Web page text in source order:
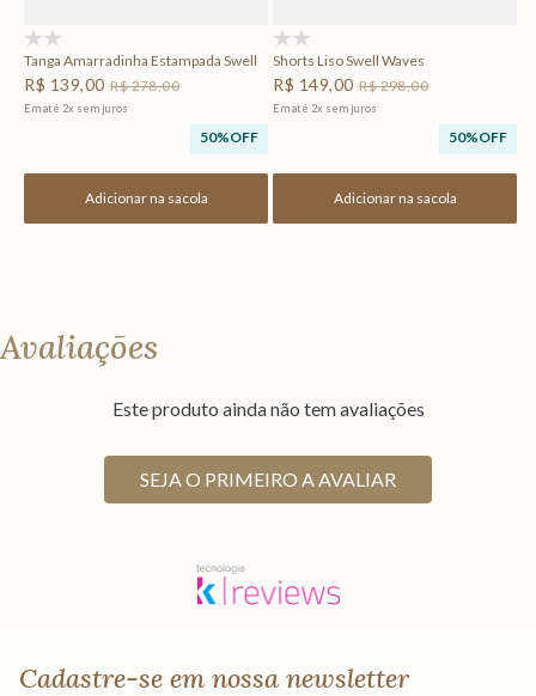
Tanga Amarradinha Estampada Swell
R$ 139,00 R$278,00
Em até 2x sem juros
50%OFF
Adicionar na sacola
Shorts Liso Swell Waves
R$ 149,00 R$298,00
Em até 2x sem juros
50%OFF
Adicionar na sacola
Avaliações
Este produto ainda não tem avaliações
SEJA O PRIMEIRO A AVALIAR
Cadastre-se em nossa newsletter